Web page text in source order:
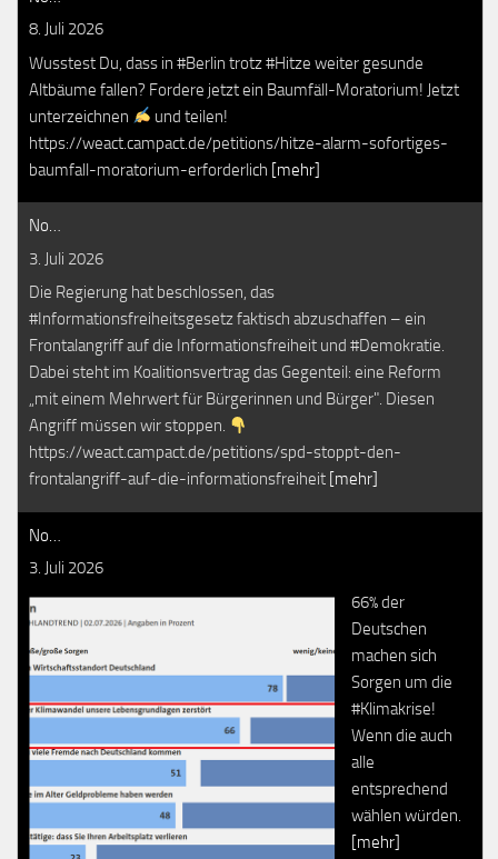
8. Juli 2026
Wusstest Du, dass in #Berlin trotz #Hitze weiter gesunde
Altbäume fallen? Fordere jetzt ein Baumfäll-Moratorium! Jetzt
unterzeichnen
und teilen!
https://weact.campact.de/petitions/hitze-alarm-sofortiges-
baumfall-moratorium-erforderlich [mehr]
No…
3. Juli 2026
Die Regierung hat beschlossen, das
#Informationsfreiheitsgesetz faktisch abzuschaffen – ein
Frontalangriff auf die Informationsfreiheit und #Demokratie.
Dabei steht im Koalitionsvertrag das Gegenteil: eine Reform
„mit einem Mehrwert für Bürgerinnen und Bürger". Diesen
Angriff müssen wir stoppen.
https://weact.campact.de/petitions/spd-stoppt-den-
frontalangriff-auf-die-informationsfreiheit [mehr]
No…
3. Juli 2026
66% der
Deutschen
machen sich
Sorgen um die
#Klimakrise!
Wenn die auch
alle
entsprechend
wählen würden.
[mehr]